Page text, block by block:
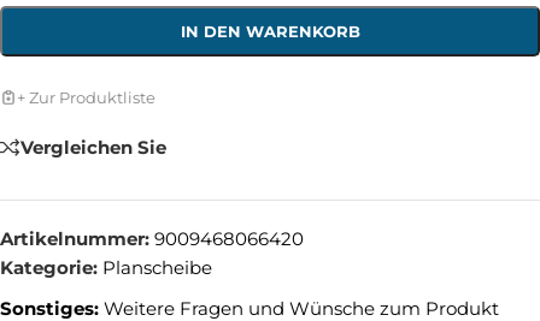
IN DEN WARENKORB
+ Zur Produktliste
Vergleichen Sie
Artikelnummer: 9009468066420
Kategorie: Planscheibe
Sonstiges: Weitere Fragen und Wünsche zum Produkt